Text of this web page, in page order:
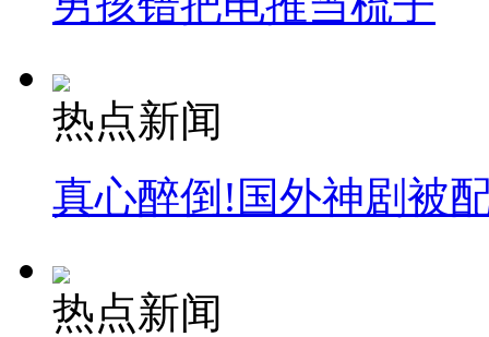
热点新闻
真心醉倒!国外神剧被
热点新闻